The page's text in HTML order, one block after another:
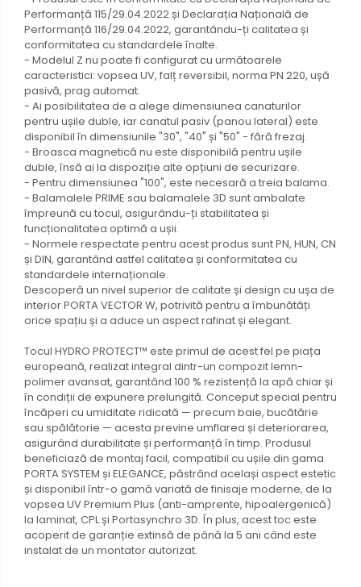
Performanță 115/29.04.2022 și Declarația Națională de
Performanță 116/29.04.2022, garantându-ți calitatea și
conformitatea cu standardele înalte.
- Modelul Z nu poate fi configurat cu următoarele
caracteristici: vopsea UV, falț reversibil, norma PN 220, ușă
pasivă, prag automat.
- Ai posibilitatea de a alege dimensiunea canaturilor
pentru ușile duble, iar canatul pasiv (panou lateral) este
disponibil în dimensiunile "30", "40" și "50" - fără frezaj.
- Broasca magnetică nu este disponibilă pentru ușile
duble, însă ai la dispoziție alte opțiuni de securizare.
- Pentru dimensiunea "100", este necesară a treia balama.
- Balamalele PRIME sau balamalele 3D sunt ambalate
împreună cu tocul, asigurându-ți stabilitatea și
funcționalitatea optimă a ușii.
- Normele respectate pentru acest produs sunt PN, HUN, CN
și DIN, garantând astfel calitatea și conformitatea cu
standardele internaționale.
Descoperă un nivel superior de calitate și design cu ușa de
interior PORTA VECTOR W, potrivită pentru a îmbunătăți
orice spațiu și a aduce un aspect rafinat și elegant.
Tocul HYDRO PROTECT™ este primul de acest fel pe piața
europeană, realizat integral dintr-un compozit lemn-
polimer avansat, garantând 100 % rezistență la apă chiar și
în condiții de expunere prelungită. Conceput special pentru
încăperi cu umiditate ridicată — precum baie, bucătărie
sau spălătorie — acesta previne umflarea și deteriorarea,
asigurând durabilitate și performanță în timp. Produsul
beneficiază de montaj facil, compatibil cu ușile din gama
PORTA SYSTEM și ELEGANCE, păstrând același aspect estetic
și disponibil într-o gamă variată de finisaje moderne, de la
vopsea UV Premium Plus (anti-amprente, hipoalergenică)
la laminat, CPL și Portasynchro 3D. În plus, acest toc este
acoperit de garanție extinsă de până la 5 ani când este
instalat de un montator autorizat.